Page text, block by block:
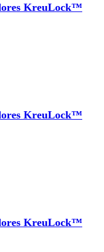
KreuLock™
KreuLock™
KreuLock™